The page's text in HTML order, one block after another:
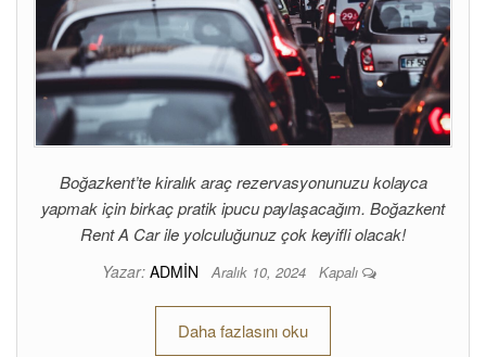
Boğazkent’te kiralık araç rezervasyonunuzu kolayca
yapmak için birkaç pratik ipucu paylaşacağım. Boğazkent
Rent A Car ile yolculuğunuz çok keyifli olacak!
Yazar: ADMIN Aralık 10, 2024 Kapalı
Daha fazlasını oku